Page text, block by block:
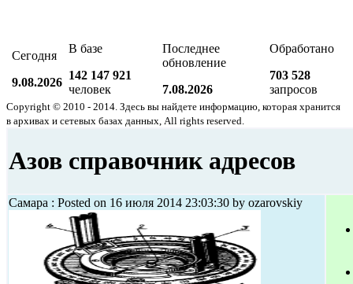
Сегодня
9.08.2026
В базе
142 147 921
человек
Последнее
обновление
7.08.2026
Обработано
703 528
запросов
Copyright © 2010 - 2014. Здесь вы найдете информацию, которая хранится
в архивах и сетевых базах данных, All rights reserved.
Азов справочник адресов
Самара : Posted on 16 июля 2014 23:03:30 by ozarovskiy